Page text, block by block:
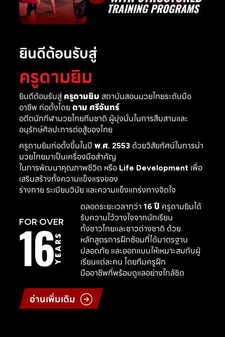
ยินดีต้อนรับสู่
ครูดามยิม
ยินดีต้อนรับสู่ ครูดามยิม สถาบันสอนมวยไทยระดับมือ
อาชีพ ก่อตั้งโดย ดาม ศรีจันทร์
อดีตนักกีฬามวยไทยทีมชาติ ผู้มุ่งมั่นในการสืบสานและ
อนุรักษ์ศิลปะการต่อสู้ของไทย
ครูดามยิมก่อตั้งขึ้นในปี พ.ศ. 2553ด้วยวิสัยทัศน์ในการนำ
มวยไทยมาเป็นเครื่องมือสำคัญ
ในการพัฒนาคุณภาพชีวิต หรือ Life Developmentเพื่อ
เสริมสร้างทั้งความแข็งแรงของ
ร่างกาย ระเบียบวินัย และความแข็งแกร่งทางจิตใจ
FOR OVER
16YEARS
ตลอดระยะเวลากว่า 16 ปี ครูดามยิมได้
รับความไว้วางใจจากนักเรียน
ทั้งชาวไทยและชาวต่างชาติ ด้วย
หลักสูตรการฝึกซ้อมที่ได้มาตรฐาน
ปลอดภัย และออกแบบให้เหมาะสมกับผู้
เรียนแต่ละคน โดยทีมครูฝึก
มืออาชีพที่พร้อมดูแลอย่างใกล้ชิด
อ่านเพิ่มเติม